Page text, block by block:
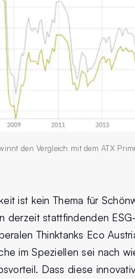
den Vergleich mit dem ATX
ist kein Thema für
derzeit stattfindenden
Thinktanks Eco
im Speziellen sei nach
Dass diese